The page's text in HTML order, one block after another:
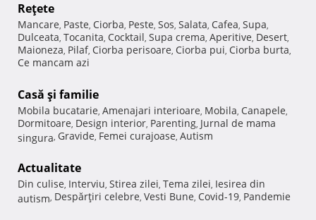
Reţete
Mancare, Paste, Ciorba, Peste, Sos, Salata, Cafea, Supa,
Dulceata, Tocanita, Cocktail, Supa crema, Aperitive, Desert,
Maioneza, Pilaf, Ciorba perisoare, Ciorba pui, Ciorba burta,
Ce mancam azi
Casă şi familie
Mobila bucatarie, Amenajari interioare, Mobila, Canapele,
Dormitoare, Design interior, Parenting, Jurnal de mama
singura, Gravide, Femei curajoase, Autism
Actualitate
Din culise, Interviu, Stirea zilei, Tema zilei, Iesirea din
autism, Despărţiri celebre, Vesti Bune, Covid-19, Pandemie